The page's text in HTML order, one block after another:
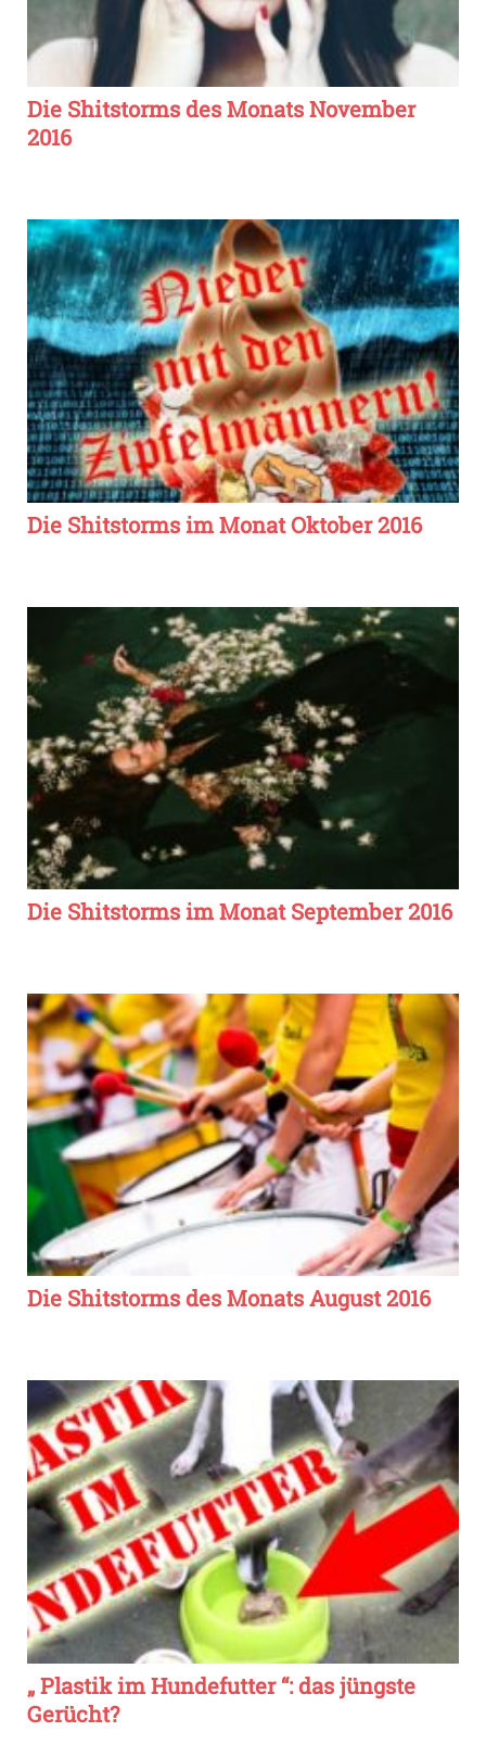
Die Shitstorms des Monats November
2016
Die Shitstorms im Monat Oktober 2016
Die Shitstorms im Monat September 2016
Die Shitstorms des Monats August 2016
„ Plastik im Hundefutter “: das jüngste
Gerücht?